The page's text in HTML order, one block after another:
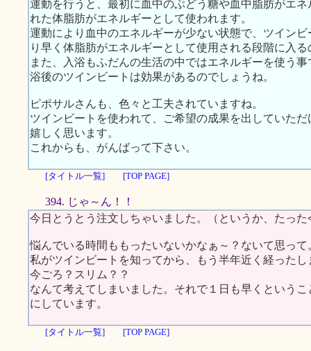
運動を行うと、最初に血中のぶどう糖や血中脂肪がエ
れた体脂肪がエネルギーとして使われます。
運動により血中のエネルギーが少ない状態で、ツイン
り早く体脂肪がエネルギーとして使用される段階に入
また、入浴もふだんの生活の中ではエネルギーを使う
浴後のツインビートは効果があるのでしょうね。
ピポサルさんも、色々と工夫されていますね。
ツインビートを使われて、ご希望の成果を出していた
嬉しく思います。
これからも、がんばって下さい。
[タイトル一覧] [TOP PAGE]
394. じゃ～ん！！
今日とうとう注文しちゃいました。（というか、たった
悩んでいる時間ももったいないかなぁ～？ないて思って
私がツインビートを知ってから、もう半年近く経った
今ごろ？スリム？？
なんて考えてしまいました。それで１日も早くという
にしています。
[タイトル一覧] [TOP PAGE]